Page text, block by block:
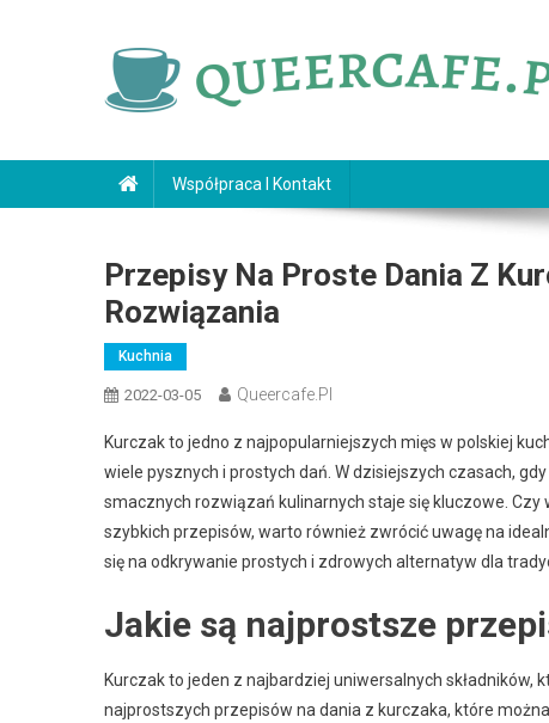
Współpraca I Kontakt
Przepisy Na Proste Dania Z
Rozwiązania
Kuchnia
2022-03-05 Queercafe.pl
Kurczak to jedno z najpopularniejszych mięs w polskiej
wiele pysznych i prostych dań. W dzisiejszych czasach,
smacznych rozwiązań kulinarnych staje się kluczowe.
szybkich przepisów, warto również zwrócić uwagę na
się na odkrywanie prostych i zdrowych alternatyw dla
Jakie są najprostsze
Kurczak to jeden z najbardziej uniwersalnych
najprostszych przepisów na dania z kurczaka, które